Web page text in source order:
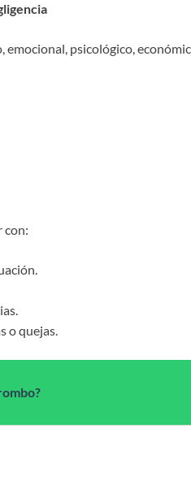
emocional, psicológico,
con:
o quejas.